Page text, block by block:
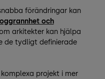
förändringar kan
och
arkitekter kan hjälpa
de tydligt definierade
projekt i mer